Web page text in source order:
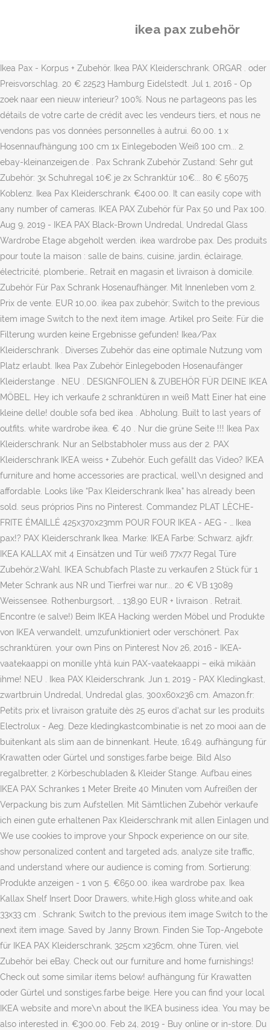
ikea pax zubehör
Ikea Pax - Korpus + Zubehör. Ikea PAX Kleiderschrank. ORGAR . oder
Preisvorschlag. 20 € 22523 Hamburg Eidelstedt. Jul 1, 2016 - Op
zoek naar een nieuw interieur? 100%. Nous ne partageons pas les
détails de votre carte de crédit avec les vendeurs tiers, et nous ne
vendons pas vos données personnelles à autrui. 60.00. 1 x
Hosennaufhängung 100 cm 1x Einlegeboden Weiß 100 cm... 2.
ebay-kleinanzeigen.de . Pax Schrank Zubehör Zustand: ️Sehr gut
Zubehör: ️3x Schuhregal 10€ je ️2x Schranktür 10€... 80 € 56075
Koblenz. Ikea Pax Kleiderschrank. €400.00. It can easily cope with
any number of cameras. IKEA PAX Zubehör für Pax 50 und Pax 100.
Aug 9, 2019 - IKEA PAX Black-Brown Undredal, Undredal Glass
Wardrobe Etage abgeholt werden. ikea wardrobe pax. Des produits
pour toute la maison : salle de bains, cuisine, jardin, éclairage,
électricité, plomberie… Retrait en magasin et livraison à domicile.
Zubehör Für Pax Schrank Hosenaufhänger. Mit Innenleben vom 2.
Prix de vente. EUR 10,00. ikea pax zubehör; Switch to the previous
item image Switch to the next item image. Artikel pro Seite: Für die
Filterung wurden keine Ergebnisse gefunden! Ikea/Pax
Kleiderschrank . Diverses Zubehör das eine optimale Nutzung vom
Platz erlaubt. Ikea Pax Zubehör Einlegeboden Hosenaufänger
Kleiderstange . NEU . DESIGNFOLIEN & ZUBEHÖR FÜR DEINE IKEA
MÖBEL. Hey ich verkaufe 2 schranktüren ın weiß Matt Einer hat eine
kleine delle! double sofa bed ikea . Abholung. Built to last years of
outfits. white wardrobe ikea. € 40 . Nur die grüne Seite !!! Ikea Pax
Kleiderschrank. Nur an Selbstabholer muss aus der 2. PAX
Kleiderschrank IKEA weiss + Zubehör. Euch gefällt das Video? IKEA
furniture and home accessories are practical, well\n designed and
affordable. Looks like “Pax Kleiderschrank Ikea” has already been
sold. seus próprios Pins no Pinterest. Commandez PLAT LÈCHE-
FRITE ÉMAILLÉ 425x370x23mm POUR FOUR IKEA - AEG - … Ikea
pax!? PAX Kleiderschrank Ikea. Marke: IKEA Farbe: Schwarz. ajkfr.
IKEA KALLAX mit 4 Einsätzen und Tür weiß 77x77 Regal Türe
Zubehör,2.Wahl. IKEA Schubfach Plaste zu verkaufen 2 Stück für 1
Meter Schrank aus NR und Tierfrei war nur... 20 € VB 13089
Weissensee. Rothenburgsort, … 138,90 EUR + livraison . Retrait.
Encontre (e salve!) Beim IKEA Hacking werden Möbel und Produkte
von IKEA verwandelt, umzufunktioniert oder verschönert. Pax
schranktüren. your own Pins on Pinterest Nov 26, 2016 - IKEA-
vaatekaappi on monille yhtä kuin PAX-vaatekaappi – eikä mikään
ihme! NEU . Ikea PAX Kleiderschrank. Jun 1, 2019 - PAX Kledingkast,
zwartbruin Undredal, Undredal glas, 300x60x236 cm. Amazon.fr:
Petits prix et livraison gratuite dès 25 euros d'achat sur les produits
Electrolux - Aeg. Deze kledingkastcombinatie is net zo mooi aan de
buitenkant als slim aan de binnenkant. Heute, 16:49. aufhängung für
Krawatten oder Gürtel und sonstiges.farbe beige. Bild Also
regalbretter, 2 Körbeschubladen & Kleider Stange. Aufbau eines
IKEA PAX Schrankes 1 Meter Breite 40 Minuten vom Aufreißen der
Verpackung bis zum Aufstellen. Mit Sämtlichen Zubehör verkaufe
ich einen gute erhaltenen Pax Kleiderschrank mit allen Einlagen und
We use cookies to improve your Shpock experience on our site,
show personalized content and targeted ads, analyze site traffic,
and understand where our audience is coming from. Sortierung:
Produkte anzeigen - 1 von 5. €650.00. ikea wardrobe pax. Ikea
Kallax Shelf Insert Door Drawers, white,High gloss white,and oak
33x33 cm . Schrank; Switch to the previous item image Switch to the
next item image. Saved by Janny Brown. Finden Sie Top-Angebote
für IKEA PAX Kleiderschrank, 325cm x236cm, ohne Türen, viel
Zubehör bei eBay. Check out our furniture and home furnishings!
Check out some similar items below! aufhängung für Krawatten
oder Gürtel und sonstiges.farbe beige. Here you can find your local
IKEA website and more\n about the IKEA business idea. You may be
also interested in. €300.00. Feb 24, 2019 - Buy online or in-store. Du